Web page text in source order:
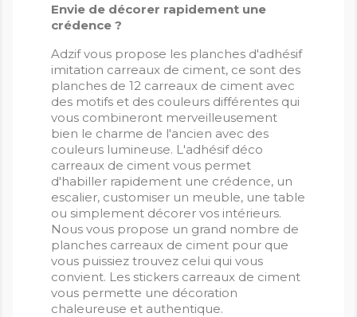
Envie de décorer rapidement une
crédence ?
Adzif vous propose les planches d'adhésif
imitation carreaux de ciment, ce sont des
planches de 12 carreaux de ciment avec
des motifs et des couleurs différentes qui
vous combineront merveilleusement
bien le charme de l'ancien avec des
couleurs lumineuse. L'adhésif déco
carreaux de ciment vous permet
d'habiller rapidement une crédence, un
escalier, customiser un meuble, une table
ou simplement décorer vos intérieurs.
Nous vous propose un grand nombre de
planches carreaux de ciment pour que
vous puissiez trouvez celui qui vous
convient. Les stickers carreaux de ciment
vous permette une décoration
chaleureuse et authentique.